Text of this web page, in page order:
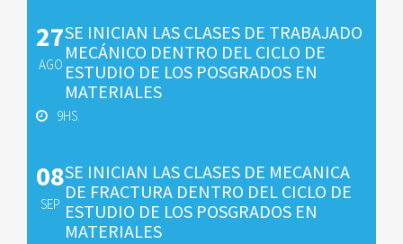
27
AGO
SE INICIAN LAS CLASES DE TRABAJADO
MECÁNICO DENTRO DEL CICLO DE
ESTUDIO DE LOS POSGRADOS EN
MATERIALES
9HS.
08
SEP
SE INICIAN LAS CLASES DE MECANICA
DE FRACTURA DENTRO DEL CICLO DE
ESTUDIO DE LOS POSGRADOS EN
MATERIALES